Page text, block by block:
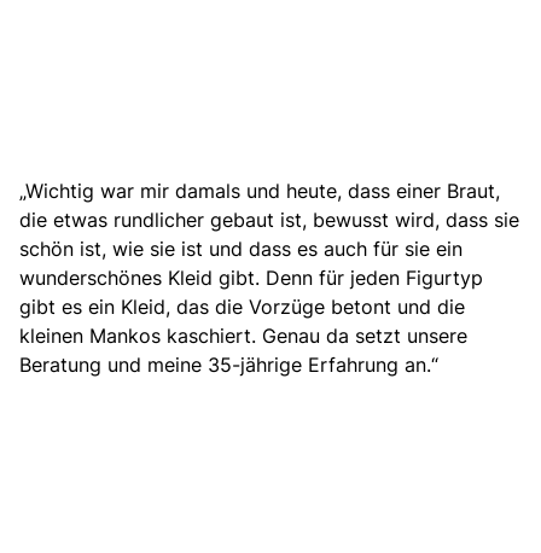
„Wichtig war mir damals und heute, dass einer Braut,
die etwas rundlicher gebaut ist, bewusst wird, dass sie
schön ist, wie sie ist und dass es auch für sie ein
wunderschönes Kleid gibt. Denn für jeden Figurtyp
gibt es ein Kleid, das die Vorzüge betont und die
kleinen Mankos kaschiert. Genau da setzt unsere
Beratung und meine 35-jährige Erfahrung an.“